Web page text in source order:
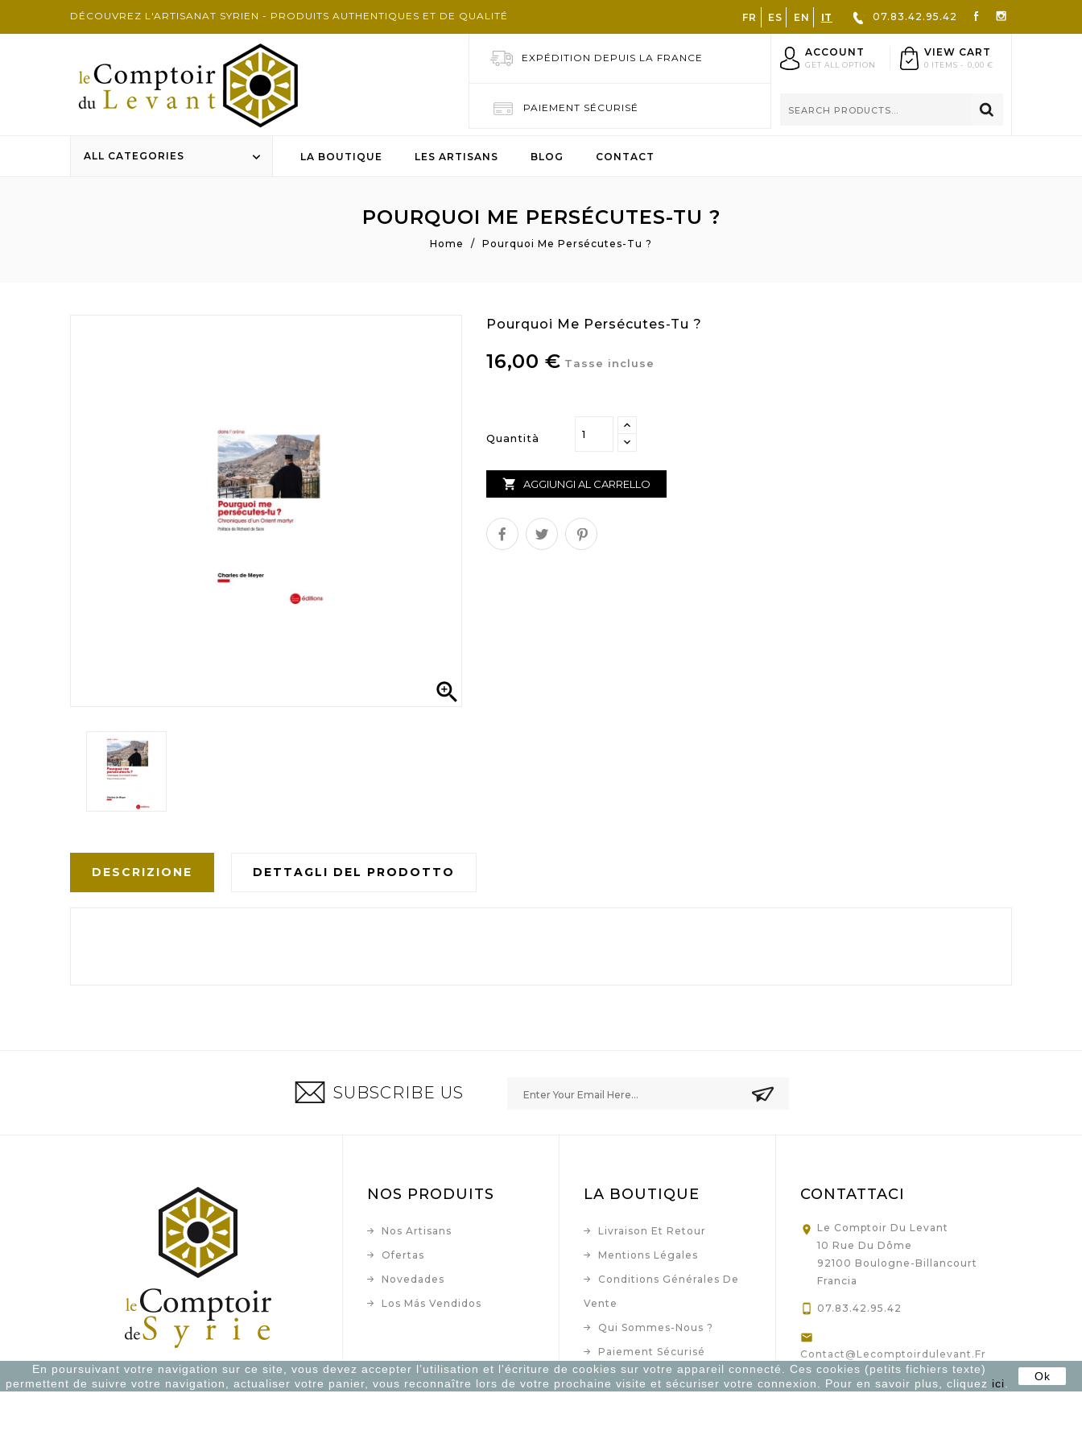
07.83.42.95.42
FR ES EN IT
DÉCOUVREZ L'ARTISANAT SYRIEN - PRODUITS AUTHENTIQUES ET DE QUALITÉ
VIEW CART
0 ITEMS - 0,00 €
ACCOUNT
GET ALL OPTION
EXPÉDITION DEPUIS LA FRANCE
PAIEMENT SÉCURISÉ

ALL CATEGORIES LA BOUTIQUE LES ARTISANS BLOG CONTACT
POURQUOI ME PERSÉCUTES-TU ?
Home Pourquoi Me Persécutes-Tu ?

Pourquoi Me Persécutes-Tu ?
16,00 € Tasse incluse
Quantità
 AGGIUNGI AL CARRELLO
DESCRIZIONE DETTAGLI DEL PRODOTTO
SUBSCRIBE US
NOS PRODUITS
Nos Artisans
Ofertas
Novedades
Los Más Vendidos
LA BOUTIQUE
Livraison Et Retour
Mentions Légales
Conditions Générales De
Vente
Qui Sommes-Nous ?
Paiement Sécurisé
Contacte Con Nosotros
CONTATTACI
 Le Comptoir Du Levant
10 Rue Du Dôme
92100 Boulogne-Billancourt
Francia
 07.83.42.95.42

Contact@lecomptoirdulevant.fr
En poursuivant votre navigation sur ce site, vous devez accepter l’utilisation et l'écriture de cookies sur votre appareil connecté. Ces cookies (petits fichiers texte)
permettent de suivre votre navigation, actualiser votre panier, vous reconnaître lors de votre prochaine visite et sécuriser votre connexion. Pour en savoir plus, cliquez ici
Ok